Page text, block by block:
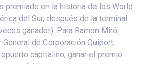
premiado en la historia de los World
del Sur, después de la terminal
ganador). Para Ramón Miró,
de Corporación Quiport,
capitalino, ganar el premio